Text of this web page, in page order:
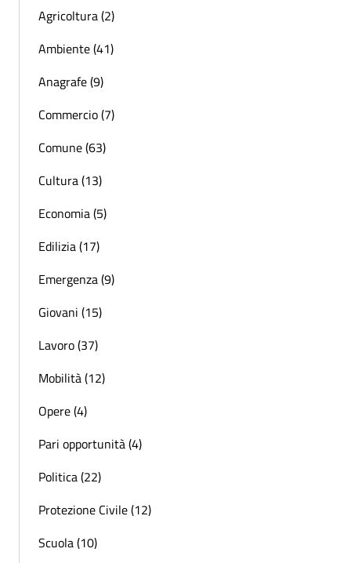
Agricoltura (2)
Ambiente (41)
Anagrafe (9)
Commercio (7)
Comune (63)
Cultura (13)
Economia (5)
Edilizia (17)
Emergenza (9)
Giovani (15)
Lavoro (37)
Mobilità (12)
Opere (4)
Pari opportunità (4)
Politica (22)
Protezione Civile (12)
Scuola (10)